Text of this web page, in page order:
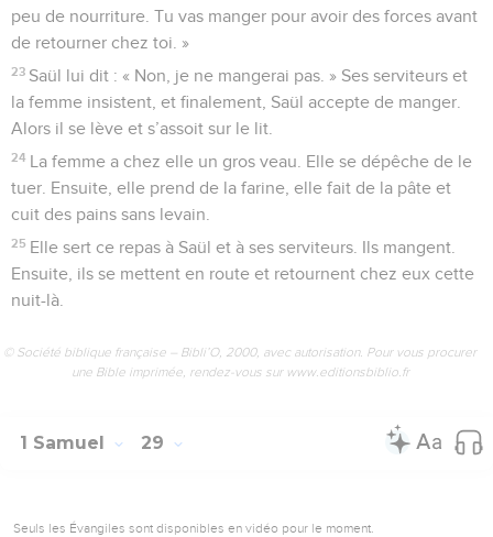
peu de nourriture. Tu vas manger pour avoir des forces avant
de retourner chez toi. »
23 Saül lui dit : « Non, je ne mangerai pas. » Ses serviteurs et
la femme insistent, et finalement, Saül accepte de manger.
Alors il se lève et s’assoit sur le lit.
24 La femme a chez elle un gros veau. Elle se dépêche de le
tuer. Ensuite, elle prend de la farine, elle fait de la pâte et
cuit des pains sans levain.
25 Elle sert ce repas à Saül et à ses serviteurs. Ils mangent.
Ensuite, ils se mettent en route et retournent chez eux cette
nuit-là.
© Société biblique française – Bibli’O, 2000, avec autorisation. Pour vous procurer
une Bible imprimée, rendez-vous sur www.editionsbiblio.fr
1 Samuel 29
Seuls les Évangiles sont disponibles en vidéo pour le moment.